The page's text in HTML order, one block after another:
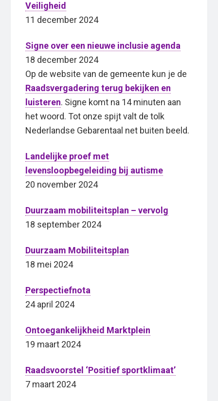
Veiligheid
11 december 2024
Signe over een nieuwe inclusie agenda
18 december 2024
Op de website van de gemeente kun je de
Raadsvergadering terug bekijken en
luisteren. Signe komt na 14 minuten aan
het woord. Tot onze spijt valt de tolk
Nederlandse Gebarentaal net buiten beeld.
Landelijke proef met
levensloopbegeleiding bij autisme
20 november 2024
Duurzaam mobiliteitsplan – vervolg
18 september 2024
Duurzaam Mobiliteitsplan
18 mei 2024
Perspectiefnota
24 april 2024
Ontoegankelijkheid Marktplein
19 maart 2024
Raadsvoorstel ‘Positief sportklimaat’
7 maart 2024